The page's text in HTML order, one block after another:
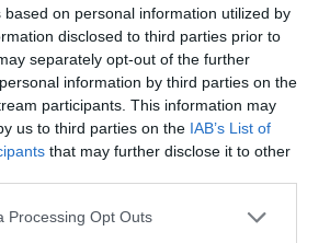
based on personal information utilized by
disclosed to third parties prior to
separately opt-out of the further
information by third parties on the
participants. This information may
us to third parties on the IAB’s List of
that may further disclose it to other
Processing Opt Outs
να κερδίσει το δεύτερο χρυσό
Ολυμπιακούς Αγώνες, έπειτα
αγώνες του Τόκυο και τα